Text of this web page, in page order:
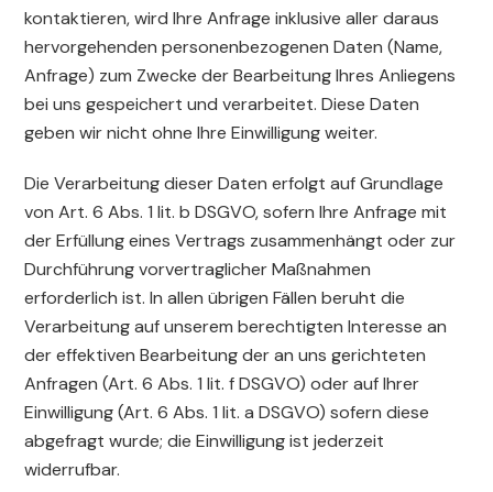
kontaktieren, wird Ihre Anfrage inklusive aller daraus
hervorgehenden personenbezogenen Daten (Name,
Anfrage) zum Zwecke der Bearbeitung Ihres Anliegens
bei uns gespeichert und verarbeitet. Diese Daten
geben wir nicht ohne Ihre Einwilligung weiter.
Die Verarbeitung dieser Daten erfolgt auf Grundlage
von Art. 6 Abs. 1 lit. b DSGVO, sofern Ihre Anfrage mit
der Erfüllung eines Vertrags zusammenhängt oder zur
Durchführung vorvertraglicher Maßnahmen
erforderlich ist. In allen übrigen Fällen beruht die
Verarbeitung auf unserem berechtigten Interesse an
der effektiven Bearbeitung der an uns gerichteten
Anfragen (Art. 6 Abs. 1 lit. f DSGVO) oder auf Ihrer
Einwilligung (Art. 6 Abs. 1 lit. a DSGVO) sofern diese
abgefragt wurde; die Einwilligung ist jederzeit
widerrufbar.